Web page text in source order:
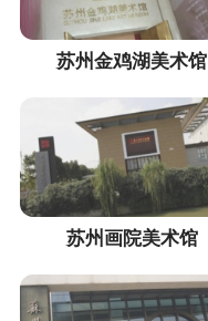
苏州金鸡湖美术馆
苏州画院美术馆